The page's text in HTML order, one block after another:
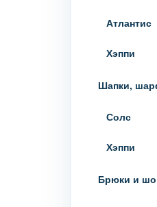
Атлантис
Хэппи
Шапки,
Солс
Хэппи
Брюки и